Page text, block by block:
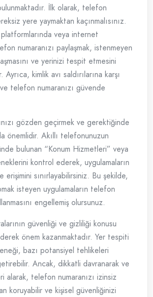
İlk olarak, telefon
yere yaymaktan kaçınmalısınız.
veya internet
numaranızı paylaşmak, istenmeyen
ve yerinizi tespit etmesini
Ayrıca, kimlik avı saldırılarına karşı
telefon numaranızı güvende
gözden geçirmek ve gerektiğinde
önemlidir. Akıllı telefonunuzun
bulunan “Konum Hizmetleri” veya
kontrol ederek, uygulamaların
erişimini sınırlayabilirsiniz. Bu şekilde,
isteyen uygulamaların telefon
engellemiş olursunuz.
güvenliği ve gizliliği konusu
önem kazanmaktadır. Yer tespiti
bazı potansiyel tehlikeleri
Ancak, dikkatli davranarak ve
alarak, telefon numaranızı izinsiz
koruyabilir ve kişisel güvenliğinizi